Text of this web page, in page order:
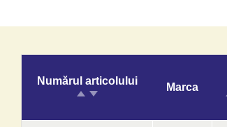
Numărul articolului
Marca